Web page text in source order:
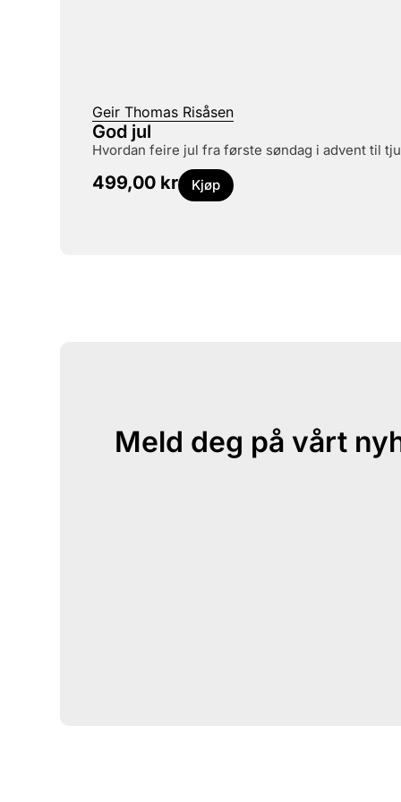
Geir Thomas Risåsen
God jul
hvordan feire jul fra første søndag i advent til
499,00 kr Kjøp
Meld deg på vårt